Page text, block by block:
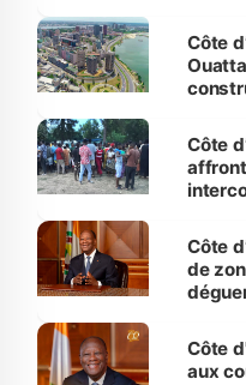
Côte
Côte
Côte
de
l'Etat
vies
Côte
aux